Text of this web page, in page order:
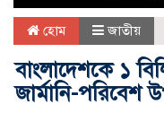
হোম জাতীয়
বাংলাদেশকে ১
জার্মানি-পরিবেশ